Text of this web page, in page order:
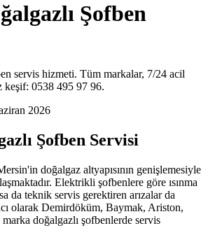
Şofben
servis hizmeti. Tüm markalar, 7/24 acil
keşif: 0538 495 97 96.
2026
Şofben Servisi
doğalgaz altyapısının genişlemesiyle
Elektrikli şofbenlere göre ısınma
da teknik servis gerektiren arızalar da
olarak Demirdöküm, Baymak, Ariston,
doğalgazlı şofbenlerde servis